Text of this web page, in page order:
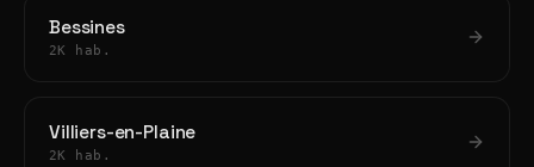
Bessines
2K hab.
Villiers-en-Plaine
2K hab.